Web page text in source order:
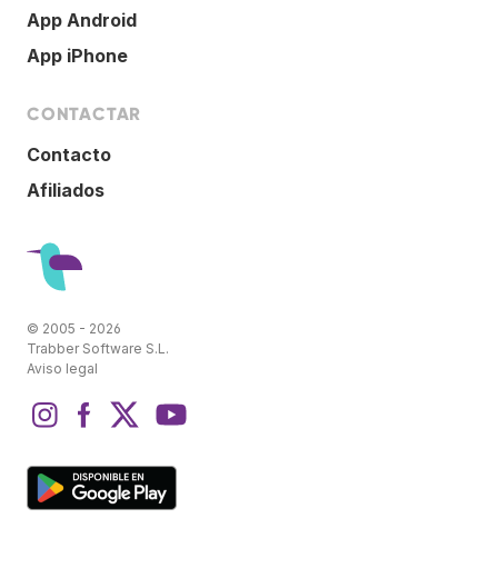
App Android
App iPhone
CONTACTAR
Contacto
Afiliados
© 2005 - 2026
Trabber Software S.L.
Aviso legal